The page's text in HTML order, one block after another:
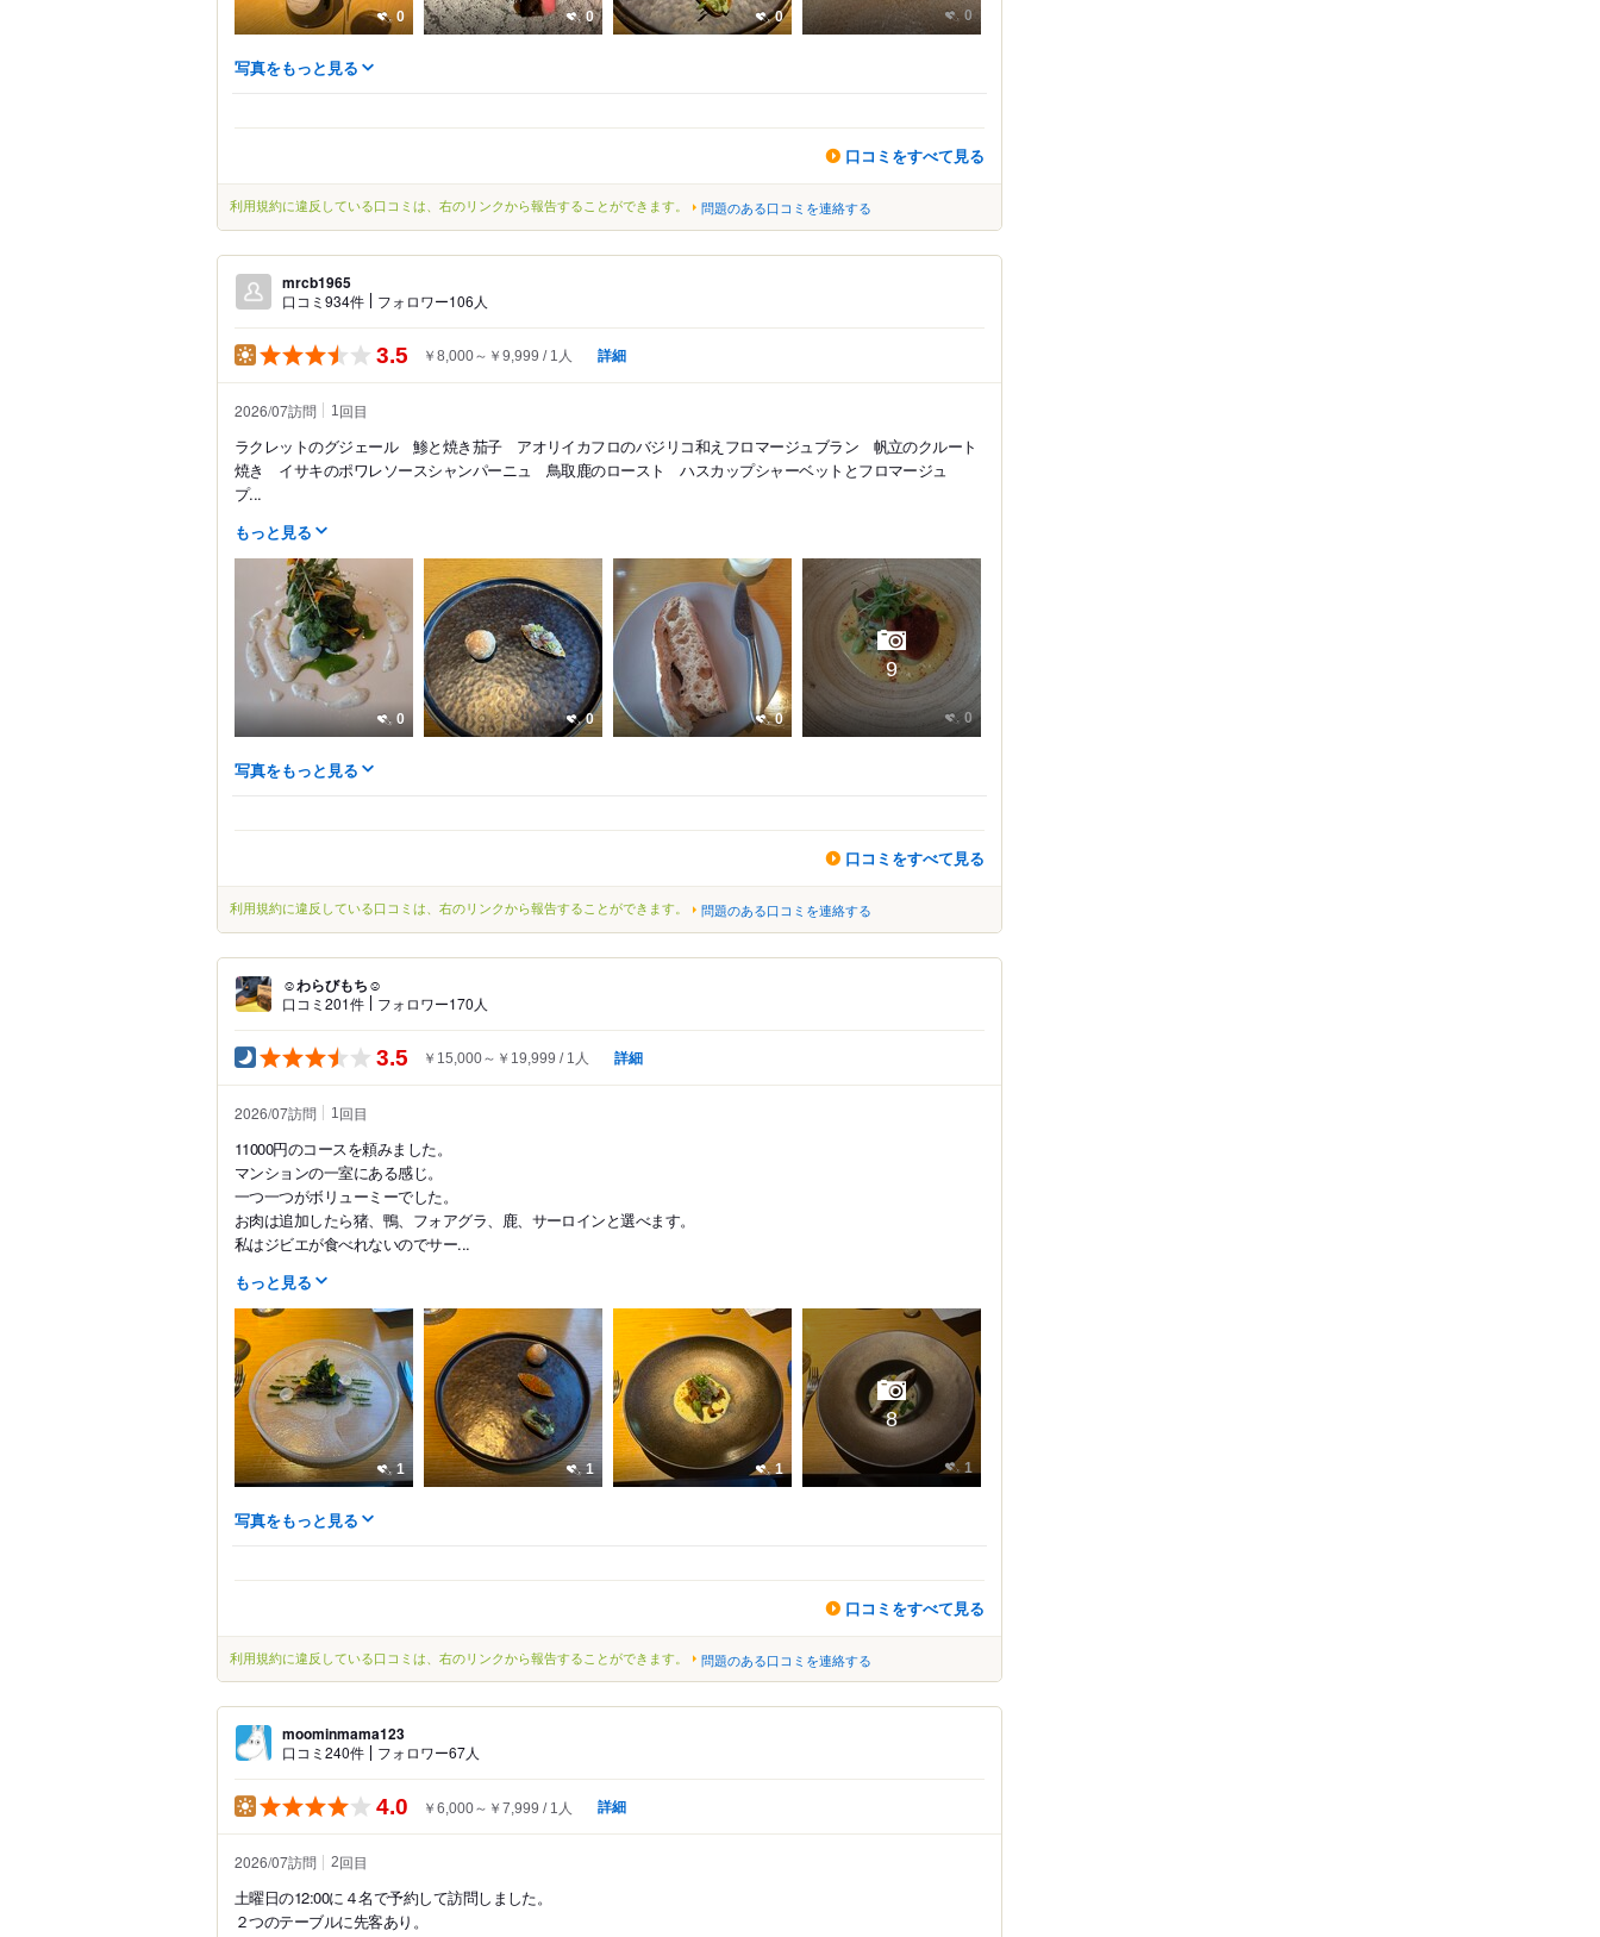
0 0 0 0
写真をもっと見る
口コミをすべて見る
利用規約に違反している口コミは、右のリンクから報告することができます。 問題のある口コミを連絡する
mrcb1965
口コミ934件 フォロワー106人
3.5 ￥8,000～￥9,999 1人 詳細
2026/07訪問 1回目
ラクレットのグジェール 鯵と焼き茄子 アオリイカフロのバジリコ和えフロマージュブラン 帆立のクルート
焼き イサキのポワレソースシャンパーニュ 鳥取鹿のロースト ハスカップシャーベットとフロマージュ
プ...
もっと見る
0 0 0 0
9
写真をもっと見る
口コミをすべて見る
利用規約に違反している口コミは、右のリンクから報告することができます。 問題のある口コミを連絡する
☺︎わらびもち☺︎
口コミ201件 フォロワー170人
3.5 ￥15,000～￥19,999 1人 詳細
2026/07訪問 1 回目
11000円のコースを頼みました。
マンションの一室にある感じ。
一つ一つがボリューミーでした。
お肉は追加したら猪、鴨、フォアグラ、鹿、サーロインと選べます。
私はジビエが食べれないのでサー...
もっと見る
1 1 1 1
8
写真をもっと見る
口コミをすべて見る
利用規約に違反している口コミは、右のリンクから報告することができます。 問題のある口コミを連絡する
moominmama123
口コミ240件 フォロワー67人
4.0 ￥6,000～￥7,999 1人 詳細
2026/07訪問 2回目
土曜日の12:00に４名で予約して訪問しました。
２つのテーブルに先客あり。